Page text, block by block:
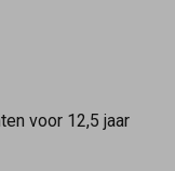
voor 12,5 jaar